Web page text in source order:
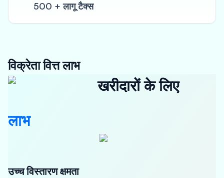
500 + लागू टैक्स
विक्रेता वित्त लाभ
खरीदारों के लिए
लाभ
उच्च विस्तारण क्षमता